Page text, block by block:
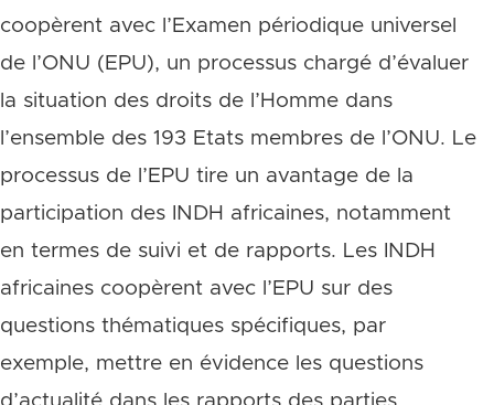
coopèrent avec l’Examen périodique universel
de l’ONU (EPU), un processus chargé d’évaluer
la situation des droits de l’Homme dans
l’ensemble des 193 Etats membres de l’ONU. Le
processus de l’EPU tire un avantage de la
participation des INDH africaines, notamment
en termes de suivi et de rapports. Les INDH
africaines coopèrent avec l’EPU sur des
questions thématiques spécifiques, par
exemple, mettre en évidence les questions